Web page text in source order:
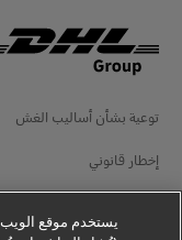
توعية بشأن أساليب الغش
إخطار قانوني
يستخدم موقع الويب